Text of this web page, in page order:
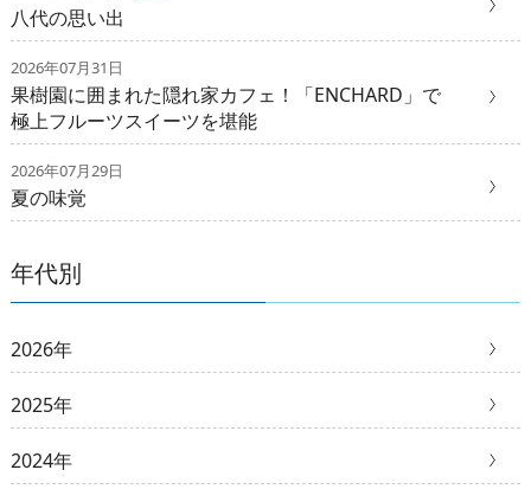
八代の思い出
2026年07月31日
果樹園に囲まれた隠れ家カフェ！「ENCHARD」で
極上フルーツスイーツを堪能
2026年07月29日
夏の味覚
年代別
2026年
2025年
2024年